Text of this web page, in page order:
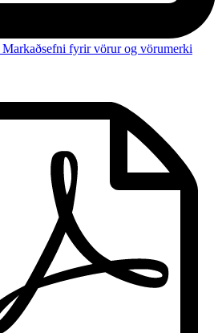
Markaðsefni fyrir vörur og vörumerki